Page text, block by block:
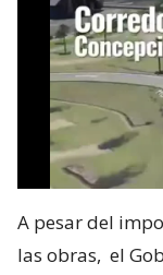
A pesar del
las obras, el